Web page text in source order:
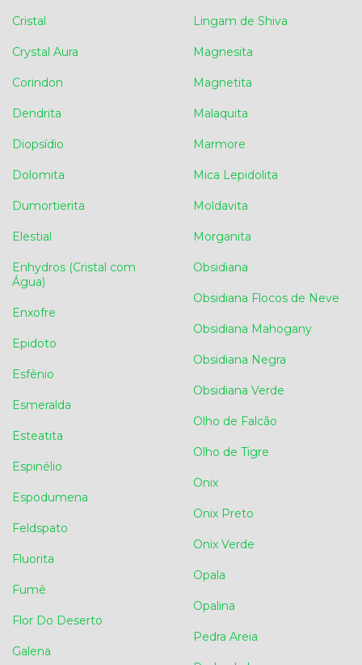
Cristal
Crystal Aura
Corindon
Dendrita
Diopsídio
Dolomita
Dumortierita
Elestial
Enhydros (Cristal com
Água)
Enxofre
Epidoto
Esfênio
Esmeralda
Esteatita
Espinélio
Espodumena
Feldspato
Fluorita
Fumê
Flor Do Deserto
Galena
Lingam de Shiva
Magnesita
Magnetita
Malaquita
Marmore
Mica Lepidolita
Moldavita
Morganita
Obsidiana
Obsidiana Flocos de Neve
Obsidiana Mahogany
Obsidiana Negra
Obsidiana Verde
Olho de Falcão
Olho de Tigre
Onix
Onix Preto
Onix Verde
Opala
Opalina
Pedra Areia